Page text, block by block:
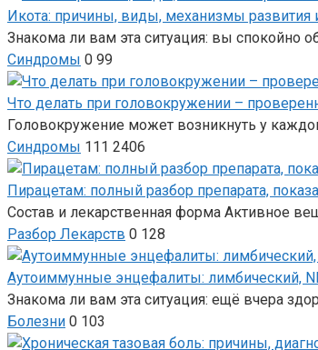
Икота: причины, виды, механизмы развития
Знакома ли вам эта ситуация: вы спокойно
Синдромы 0 99
Что делать при головокружении –
Головокружение может возникнуть у
Синдромы 111 2406
Пирацетам: полный разбор препарата,
Состав и лекарственная форма Активное
Разбор Лекарств 0 128
Аутоиммунные энцефалиты: лимбический,
Знакома ли вам эта ситуация: ещё вчера
Болезни 0 103